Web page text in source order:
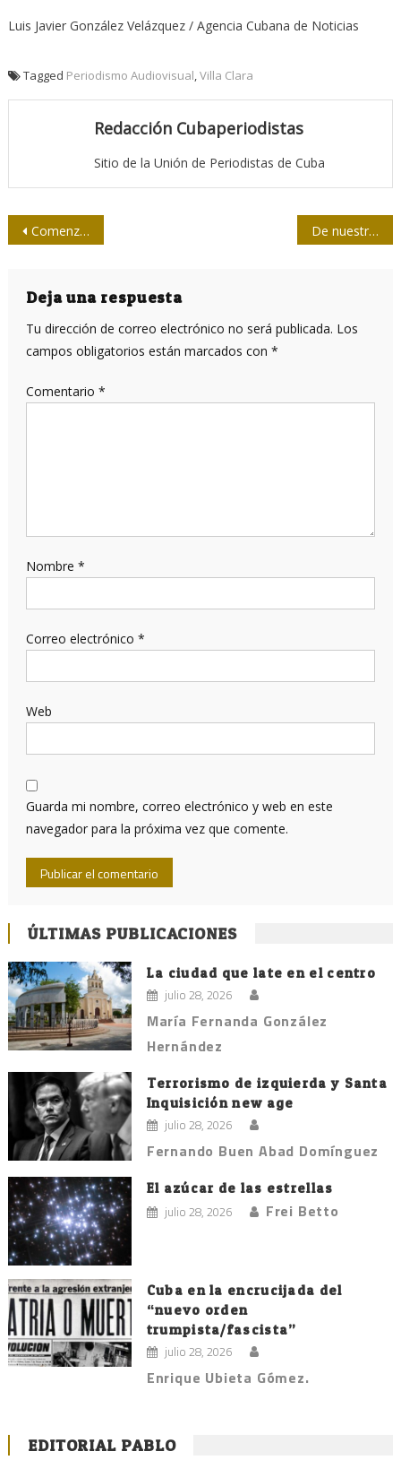
Luis Javier González Velázquez / Agencia Cubana de Noticias
Tagged Periodismo Audiovisual Villa Clara
Redacción Cubaperiodistas
Sitio de la Unión de Periodistas de Cuba
Navegación
entradas
Comenzó en Camagüey Torneo Nacional de Softbol de la Prensa De nuestra prensa / Conocer los riesgos… gestionar la seguridad informática
Deja una respuesta
Tu dirección de correo electrónico no será publicada. Los
campos obligatorios están marcados con *
Comentario *
Nombre *
Correo electrónico *
Web
Guarda mi nombre, correo electrónico y web en este
navegador para la próxima vez que comente.
ÚLTIMAS PUBLICACIONES
La ciudad que late en el centro
julio 28, 2026
María Fernanda González
Hernández
Terrorismo de izquierda y Santa
Inquisición new age
julio 28, 2026
Fernando Buen Abad Domínguez
El azúcar de las estrellas
julio 28, 2026 Frei Betto
Cuba en la encrucijada del
“nuevo orden
trumpista/fascista”
julio 28, 2026
Enrique Ubieta Gómez.
EDITORIAL PABLO